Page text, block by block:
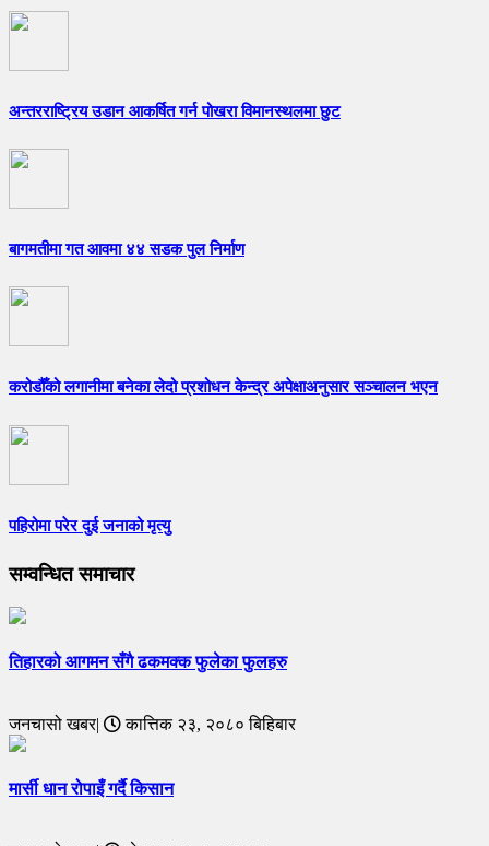
अन्तरराष्ट्रिय उडान आकर्षित गर्न पोखरा विमानस्थलमा छुट
बागमतीमा गत आवमा ४४ सडक पुल निर्माण
करोडौँको लगानीमा बनेका लेदो प्रशोधन केन्द्र अपेक्षाअनुसार सञ्चालन भएन
पहिरोमा परेर दुई जनाको मृत्यु
सम्वन्धित समाचार
तिहारको आगमन सँगै ढकमक्क फुलेका फुलहरु
जनचासो खबर| कात्तिक २३, २०८० बिहिबार
मार्सी धान रोपाइँ गर्दै किसान